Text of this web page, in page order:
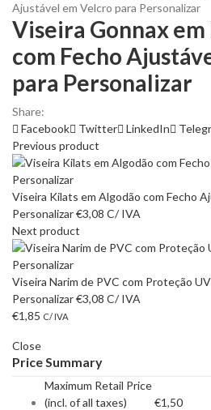
Ajustável em Velcro para Personalizar
Viseira Gonnax
com Fecho
para Personalizar
Share:
Facebook
Twitter LinkedIn
Previous product
Viseira Kilats em Algodão com Fecho
Personalizar€3,08 C/ IVA
Next product
Viseira Narim de PVC com Proteção
Personalizar€3,08 C/ IVA
€1,85 C/ IVA
Close
Price Summary
Maximum Retail Price
(incl. of all taxes)
€1,50